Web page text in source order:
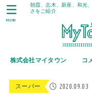
朝霞、志木、新座、和光
さをご紹介
株式会社マイタウン コ
MENU
スーパー 2020.09.03